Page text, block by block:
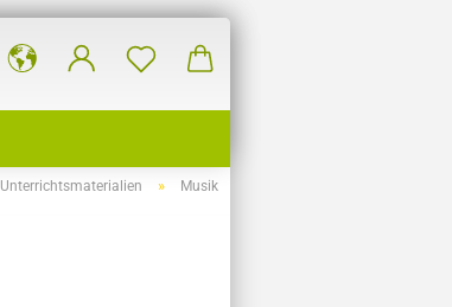
Unterrichtsmaterialien » Musik